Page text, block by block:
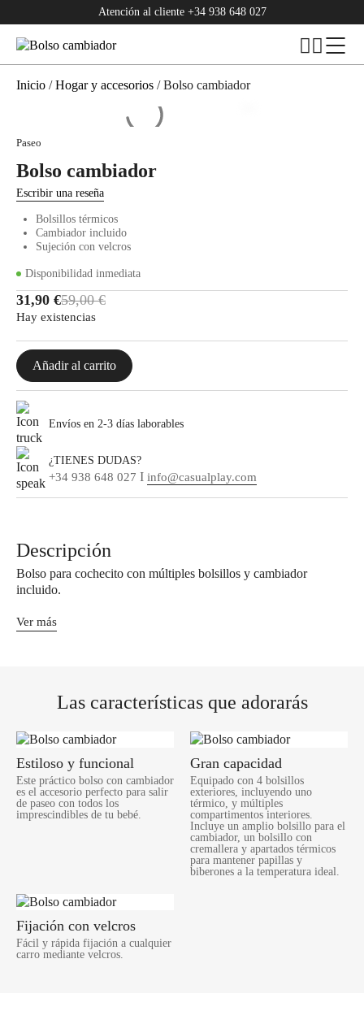
Atención al cliente +34 938 648 027
Inicio /Hogar y accesorios / Bolso cambiador
Paseo
Bolso cambiador
Escribir una reseña
Bolsillos térmicos
Cambiador incluido
Sujeción con velcros
Disponibilidad inmediata
59,00€
El
precio
original
era:
59,00 €.
31,90 €
El
precio
actual
es:
31,90 €.
Hay existencias
Añadir al carrito
Envíos en 2-3 días laborables
¿TIENES DUDAS?
+34 938 648 027 I info@casualplay.com
Descripción
Bolso para cochecito con múltiples bolsillos y cambiador
incluido.
Ver más
Las características que adorarás
Estiloso y funcional
Este práctico bolso con cambiador
es el accesorio perfecto para salir
de paseo con todos los
imprescindibles de tu bebé.
Gran capacidad
Equipado con 4 bolsillos
exteriores, incluyendo uno
térmico, y múltiples
compartimentos interiores.
Incluye un amplio bolsillo para el
cambiador, un bolsillo con
cremallera y apartados térmicos
para mantener papillas y
biberones a la temperatura ideal.
Fijación con velcros
Fácil y rápida fijación a cualquier
carro mediante velcros.